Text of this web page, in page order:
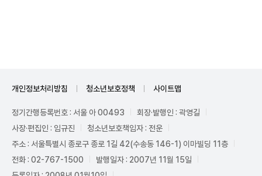
개인정보처리방침 청소년보호정책 사이트맵
정기간행등록번호 : 서울 아 00493
회장·발행인 : 곽영길
사장·편집인 : 임규진
청소년보호책임자 : 전운
주소 : 서울특별시 종로구 종로 1길 42(수송동 146-1) 이마빌딩 11층
전화 : 02-767-1500
발행일자 : 2007년 11월 15일